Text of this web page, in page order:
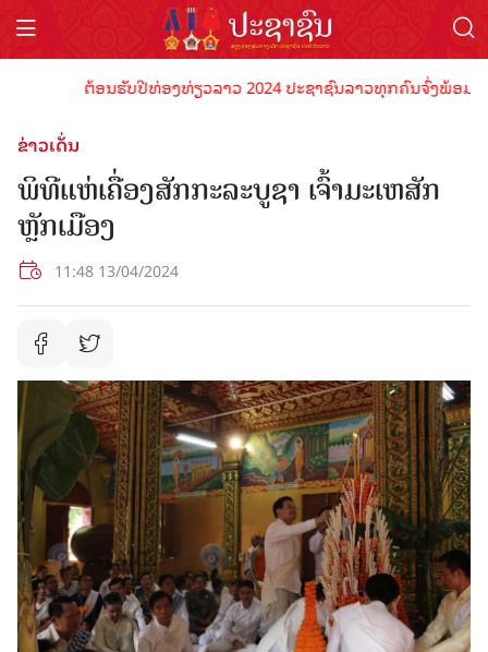
ຕ້ອນຮັບປີທ່ອງທ່ຽວລາວ 2024 ປະຊາຊົນລາວທຸກຄົນຈົ່ງພ້ອມເ
ຂ່າວເດັ່ນ
ພິທີແຫ່ເຄື່ອງສັກກະລະບູຊາ ເຈົ້າມະເຫສັກ
ຫຼັກເມືອງ
11:48 13/04/2024